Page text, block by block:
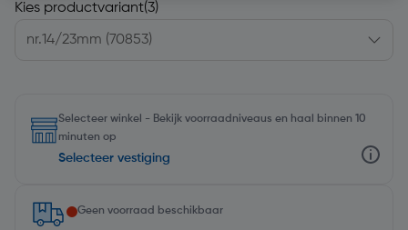
Kies productvariant(3)
Selecteer winkel - Bekijk voorraadniveaus en haal binnen 10
minuten op
Selecteer vestiging
Geen voorraad beschikbaar